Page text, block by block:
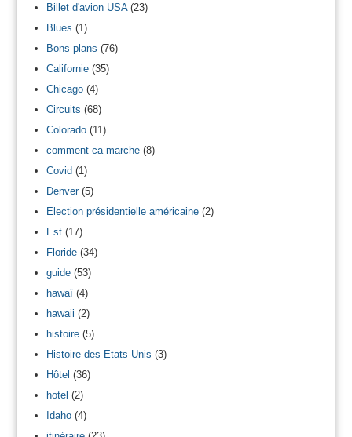
Billet d'avion USA(23)
Blues (1)
Bons plans (76)
Californie(35)
Chicago(4)
Circuits (68)
Colorado(11)
comment ca marche(8)
Covid(1)
Denver(5)
Election présidentielle américaine(2)
Est(17)
Floride(34)
guide(53)
hawaï(4)
hawaii (2)
histoire(5)
Histoire des Etats-Unis (3)
Hôtel (36)
hotel (2)
Idaho(4)